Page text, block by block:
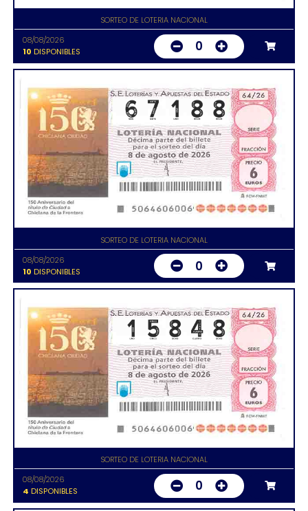
SORTEO DE LOTERIA NACIONAL
08/08/2026
10 DISPONIBLES 0
SORTEO DE LOTERIA NACIONAL
08/08/2026
10 DISPONIBLES 0
SORTEO DE LOTERIA NACIONAL
08/08/2026
4 DISPONIBLES 0